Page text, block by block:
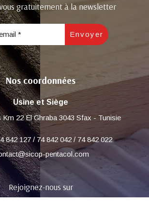
gratuitement à la newsletter
Nos coordonnées
Usine et Siège
Km 22 El Ghraba 3043 Sfax - Tunisie
842 127 / 74 842 042 / 74 842 022
pentacol.com
Rejoignez-nous sur